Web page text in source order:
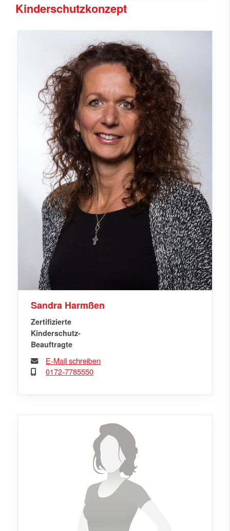
Kinderschutzkonzept
Sandra Harmßen
Zertifizierte
Kinderschutz-
Beauftragte
E-Mail schreiben
0172-7785550